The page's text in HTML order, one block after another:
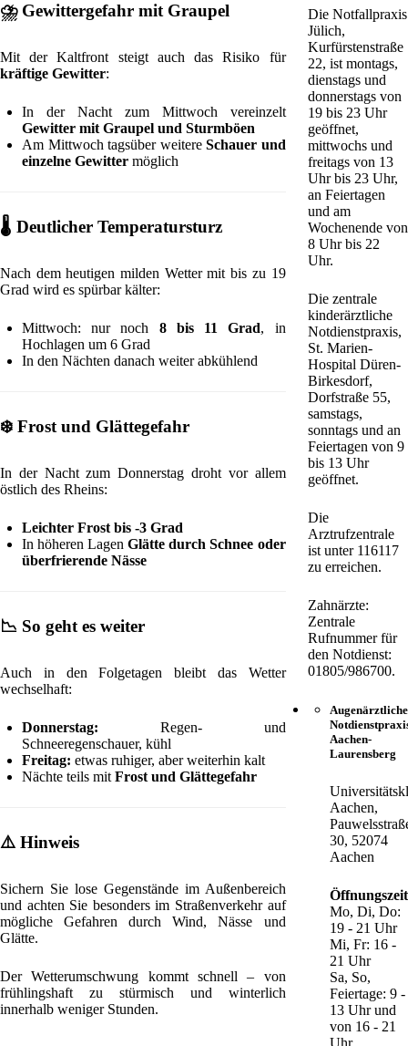
⛈️ Gewittergefahr mit Graupel
Mit der Kaltfront steigt auch das Risiko für
kräftige Gewitter:
In der Nacht zum Mittwoch vereinzelt
Gewitter mit Graupel und Sturmböen
Am Mittwoch tagsüber weitereSchauer und
einzelne Gewitter möglich
🌡️ Deutlicher Temperatursturz
Nach dem heutigen milden Wetter mit bis zu 19
Grad wird es spürbar kälter:
Mittwoch: nur noch 8 bis 11 Grad, in
Hochlagen um 6 Grad
In den Nächten danach weiter abkühlend
❄️ Frost und Glättegefahr
In der Nacht zum Donnerstag droht vor allem
östlich des Rheins:
Leichter Frost bis -3 Grad
In höheren LagenGlätte durch Schnee oder
überfrierende Nässe
📉 So geht es weiter
Auch in den Folgetagen bleibt das Wetter
wechselhaft:
Donnerstag: Regen- und
Schneeregenschauer, kühl
Freitag: etwas ruhiger, aber weiterhin kalt
Nächte teils mit Frost und Glättegefahr
⚠️ Hinweis
Sichern Sie lose Gegenstände im Außenbereich
und achten Sie besonders im Straßenverkehr auf
mögliche Gefahren durch Wind, Nässe und
Glätte.
Der Wetterumschwung kommt schnell – von
frühlingshaft zu stürmisch und winterlich
innerhalb weniger Stunden.
Die Notfallpraxis
Jülich,
Kurfürstenstraße
22, ist montags,
dienstags und
donnerstags von
19 bis 23 Uhr
geöffnet,
mittwochs und
freitags von 13
Uhr bis 23 Uhr,
an Feiertagen
und am
Wochenende von
8 Uhr bis 22
Uhr.
Die zentrale
kinderärztliche
Notdienstpraxis,
St. Marien-
Hospital Düren-
Birkesdorf,
Dorfstraße 55,
samstags,
sonntags und an
Feiertagen von 9
bis 13 Uhr
geöffnet.
Die
Arztrufzentrale
ist unter 116117
zu erreichen.
Zahnärzte:
Zentrale
Rufnummer für
den Notdienst:
01805/986700.
Augenärztliche
Aachen-
Laurensberg
Aachen,
30, 52074
Aachen
Mo, Di, Do:
19 - 21 Uhr
Mi, Fr: 16 -
21 Uhr
Sa, So,
Feiertage: 9 -
13 Uhr und
von 16 - 21
Uhr